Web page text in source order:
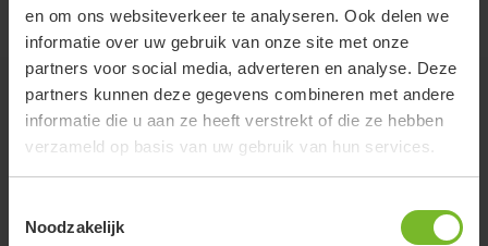
en om ons websiteverkeer te analyseren. Ook delen we
informatie over uw gebruik van onze site met onze
partners voor social media, adverteren en analyse. Deze
partners kunnen deze gegevens combineren met andere
informatie die u aan ze heeft verstrekt of die ze hebben
verzameld op basis van uw gebruik van hun services.
Noodzakelijk
Zo worden wij beoordeeld
Fantastische plek met super vriendelijke en